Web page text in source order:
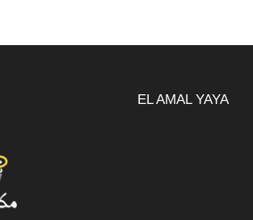
EL AMAL YAYA